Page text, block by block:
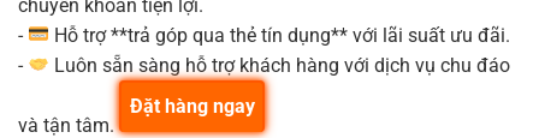
chuyển khoản tiện lợi.
-
Hỗ trợ **trả góp qua thẻ tín dụng** với lãi suất ưu đãi.
-
Luôn sẵn sàng hỗ trợ khách hàng với dịch vụ chu đáo
và tận tâm.
Đặt hàng ngay